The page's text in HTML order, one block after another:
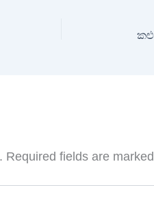
Required fields are marked